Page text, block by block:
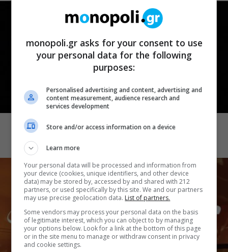
CINEMA
Demons 2
monopoli.gr asks for your consent to use
your personal data for the following
purposes:
Personalised advertising and content, advertising and
content measurement, audience research and
services development
Store and/or access information on a device
Learn more
Your personal data will be processed and information from
your device (cookies, unique identifiers, and other device
data) may be stored by, accessed by and shared with 212
partners, or used specifically by this site. We and our partners
may use precise geolocation data. List of partners.
Some vendors may process your personal data on the basis
of legitimate interest, which you can object to by managing
your options below. Look for a link at the bottom of this page
or in the site menu to manage or withdraw consent in privacy
and cookie settings.